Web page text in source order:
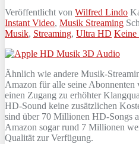
Veröffentlicht von Wilfred Lindo
Instant Video, Musik Streaming
Musik, Streaming, Ultra HD Keine
Ähnlich wie andere Musik-
Amazon für alle seine
einen Zugang zu erhöhter
HD-Sound keine zusätzlichen
sind über 70 Millionen HD-Songs
Amazon sogar rund 7 Millionen
Qualität zur Verfügung.